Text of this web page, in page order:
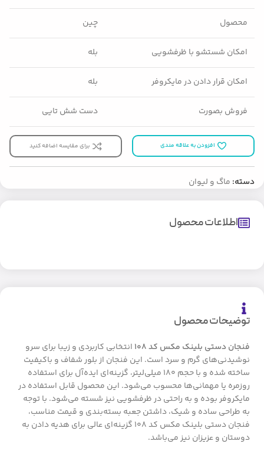
محصول چین
امکان شستشو با ظرفشویی بله
امکان قرار دادن در مایکروفر بله
فروش بصورت دست شش تایی
افزودن به علاقه مندی برای مقایسه اضافه کنید
دسته: ماگ و لیوان
توضیحات محصول
فنجان دستی بلینک مکس کد ۱۰۸
انتخابی کاربردی و زیبا برای سرو
نوشیدنی‌های گرم و سرد است. این فنجان از بلور شفاف و باکیفیت
ساخته شده و با حجم ۱۸۰ میلی‌لیتر، گزینه‌ای ایده‌آل برای استفاده
روزمره یا مهمانی‌ها محسوب می‌شود. این محصول قابل استفاده در
مایکروفر بوده و به راحتی در ظرفشویی نیز شسته می‌شود. با توجه
به طراحی ساده و شیک، داشتن جعبه بسته‌بندی و قیمت مناسب،
فنجان دستی بلینک مکس کد ۱۰۸ گزینه‌ای عالی برای هدیه دادن به
دوستان و عزیزان نیز می‌باشد.
اطلاعات محصول